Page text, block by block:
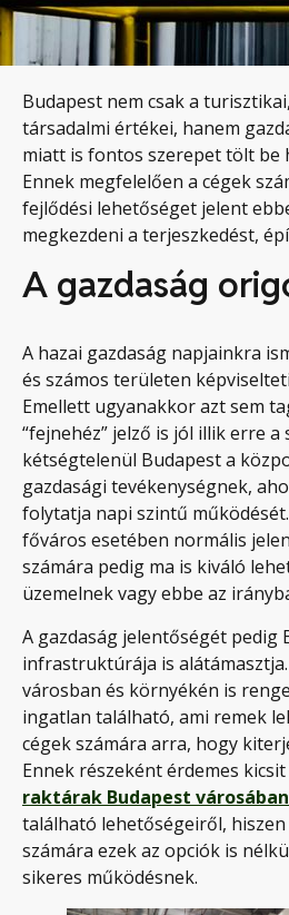
Budapest nem csak a
társadalmi értékei, hanem
miatt is fontos szerepet tölt be
Ennek megfelelően a cégek
fejlődési lehetőséget jelent
megkezdeni a terjeszkedést,
A gazdaság
A hazai gazdaság napjainkra
és számos területen
Emellett ugyanakkor azt sem
“fejnehéz” jelző is jól illik erre
kétségtelenül Budapest a
gazdasági tevékenységnek,
folytatja napi szintű
főváros esetében normális
számára pedig ma is kiváló
üzemelnek vagy ebbe az
A gazdaság jelentőségét pedig
infrastruktúrája is
városban és környékén is
ingatlan található, ami remek
cégek számára arra, hogy
Ennek részeként érdemes
raktárak Budapest
található lehetőségeiről,
számára ezek az opciók is
sikeres működésnek.